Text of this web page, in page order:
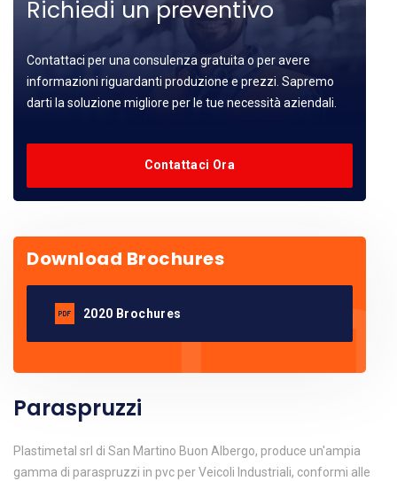
Richiedi un preventivo
Contattaci per una consulenza gratuita o per avere
informazioni riguardanti produzione e prezzi. Sapremo
darti la soluzione migliore per le tue necessità aziendali.
Contattaci Ora
Download Brochures
2020 Brochures
Paraspruzzi
Plastimetal srl di San Martino Buon Albergo, produce un'ampia
gamma di paraspruzzi in pvc per Veicoli Industriali, conformi alle